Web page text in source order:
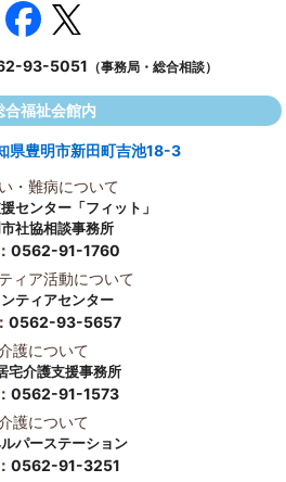
93-5051 （事務局・総合相談）
合福祉会館内
県豊明市新田町吉池18-3
・難病について
センター「フィット」
社協相談事務所
0562-91-1760
ィア活動について
ティアセンター
0562-93-5657
護について
宅介護支援事務所
0562-91-1573
護について
パーステーション
0562-91-3251